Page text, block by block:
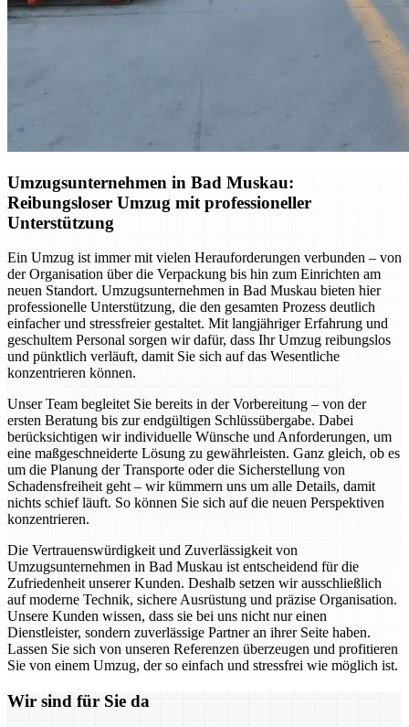
Umzugsunternehmen in Bad Muskau:
Reibungsloser Umzug mit professioneller
Unterstützung
Ein Umzug ist immer mit vielen Herauforderungen verbunden – von
der Organisation über die Verpackung bis hin zum Einrichten am
neuen Standort. Umzugsunternehmen in Bad Muskau bieten hier
professionelle Unterstützung, die den gesamten Prozess deutlich
einfacher und stressfreier gestaltet. Mit langjähriger Erfahrung und
geschultem Personal sorgen wir dafür, dass Ihr Umzug reibungslos
und pünktlich verläuft, damit Sie sich auf das Wesentliche
konzentrieren können.
Unser Team begleitet Sie bereits in der Vorbereitung – von der
ersten Beratung bis zur endgültigen Schlüssübergabe. Dabei
berücksichtigen wir individuelle Wünsche und Anforderungen, um
eine maßgeschneiderte Lösung zu gewährleisten. Ganz gleich, ob es
um die Planung der Transporte oder die Sicherstellung von
Schadensfreiheit geht – wir kümmern uns um alle Details, damit
nichts schief läuft. So können Sie sich auf die neuen Perspektiven
konzentrieren.
Die Vertrauenswürdigkeit und Zuverlässigkeit von
Umzugsunternehmen in Bad Muskau ist entscheidend für die
Zufriedenheit unserer Kunden. Deshalb setzen wir ausschließlich
auf moderne Technik, sichere Ausrüstung und präzise Organisation.
Unsere Kunden wissen, dass sie bei uns nicht nur einen
Dienstleister, sondern zuverlässige Partner an ihrer Seite haben.
Lassen Sie sich von unseren Referenzen überzeugen und profitieren
Sie von einem Umzug, der so einfach und stressfrei wie möglich ist.
Wir sind für Sie da